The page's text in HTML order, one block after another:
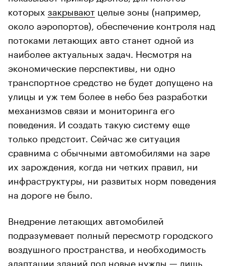
которых закрывают целые зоны (например,
около аэропортов), обеспечение контроля над
потоками летающих авто станет одной из
наиболее актуальных задач. Несмотря на
экономические перспективы, ни одно
транспортное средство не будет допущено на
улицы и уж тем более в небо без разработки
механизмов связи и мониторинга его
поведения. И создать такую систему еще
только предстоит. Сейчас же ситуация
сравнима с обычными автомобилями на заре
их зарождения, когда ни четких правил, ни
инфраструктуры, ни развитых норм поведения
на дороге не было.
Внедрение летающих автомобилей
подразумевает полный пересмотр городского
воздушного пространства, и необходимость
адаптации зданий под новые нужды — лишь